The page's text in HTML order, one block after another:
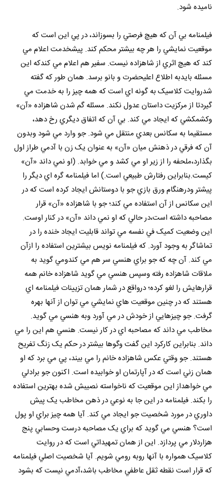
ناميده شود.
فيلمنامه بي آن که هيچ فرصتي را بسوزاند، در پي اين است که
موقعيت نمايشي را هر چه بيشتر محکم کند. پيشخدمت اعلام مي
کند که هيچ اثري از شاهزاده نيست. سفير هم اعلام مي کندکه اين
مسئله بايدبه اطلاع اعليحضرت و بانو برسد. همان طور که گفته
شدروايت کلاسيک به گونه اي است که همه چيز را به خدمت مي
گيردتا از مرکزيت داستان عدول نکند. مسئله گم شدن شاهزاده «آن»
وکشمکشي که ايجاد مي کند. بي آن که اتفاق ديگري رخ دهد،
مستقيما به سکانس بعدي منتقل مي شود. جو وارد مي شود وبدون
آن که فرقي در ذهنش ميان «آن» به عنوان يک زن با آدمي طراز اول
بگذارد،ملحفه را از زير او مي کشد و مي خوابد. (او نمي داند «آن»
کيست.بنابراين رفتارش طبيعي است.) اما فيلمنامه گره اي ديگر را
پيشتر ودرهنگام ورق بازي جو با دوستانش ايجاد کرده است که در
اين سکانس از آن استفاده مي کند؛ جو با شاهزاده «آن» قرار
مصاحبه داشته است،در حالي که او نمي داند «آن» در کنار اوست.
اين وضعيت کميک في نفسه مي تواند قابليت ايجاد خنده را در
تماشاگر به وجود آورد. که فيلمنامه نويس بيشترين استفاده را ازآن
مي کند. آن چه که جو براي هنسي سر هم مي کندومي گويد به
ملاقات شاهزاده رفته وسپس هنسي مي گويد شاهزاده خانم همه
قرارهايش را لغو کرده؛ درواقع در شمار همان تزيينات فيلمنامه اي
هستند که در چنين موقعيت هاي نمايشي مي توان از آنها بهره
گرفت. جو چيزهايي از خودش در مي آورد وبه هنسي مي گويد.
مخاطب مي داند که مصاحبه اي در کار نيست. هنسي هم اين را مي
داند. بنابراين کارکرد اين گفت وگوها بيشتر در حکم يک زنگ تفريح
هستند. جو وقتي عکس شاهزاده خانم را مي بيند، پي مي برد که او
همان زني است که در آپارتمان او خوابيده است. اکنون جو برادلي
مي خواهداز اين موقعيت که ناخواسته نصيبش شده بهترين استفاده
را بکند. فيلمنامه در اين جا به نوعي در ذهن مخاطب يک پيش
داوري در مورد شخصيت جو ايجاد مي کند. آيا همه چيز براي او پول
است؟ هنسي مي گويد که براي يک مصاحبه درست وحسابي پنج
هزاردلار مي پردازد. اين از همان تمهيداتي است که در روايت
کلاسيک همواره با آنها روبه رومي شويم. آيا شخصيت اصلي فيلمنامه
که قرار است نقطه ثقل عاطفي مخاطب باشد،آدمي نيست که بشود